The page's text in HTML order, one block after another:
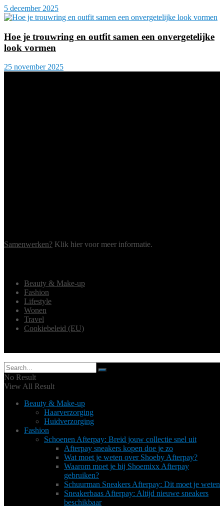
5 december 2025
Hoe je trouwring en outfit samen een onvergetelijke
look vormen
25 november 2025
Samenwerken? Klik hier voor meer informatie.
Beauty & Make-up
Fashion
Lifestyle
Wonen
Travel
Cookiebeleid (EU)
No Result
View All Result
Beauty & Make-up
Haarverzorging
Huidverzorging
Fashion
Schoenen Afterpay: Breid jouw collectie snel uit
Afterpay sneakers kopen doe je zo
Wat moet je weten over Shoeby Afterpay?
Waarom moet je bij Shoemixx Afterpay
gebruiken?
Schuurman Sneakers Afterpay: Dit moet je weten
Sneakerbaas Afterpay: Altijd nieuwe sneakers
beschikbaar